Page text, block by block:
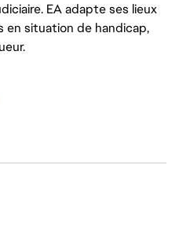
EA adapte ses lieux
en situation de handicap,